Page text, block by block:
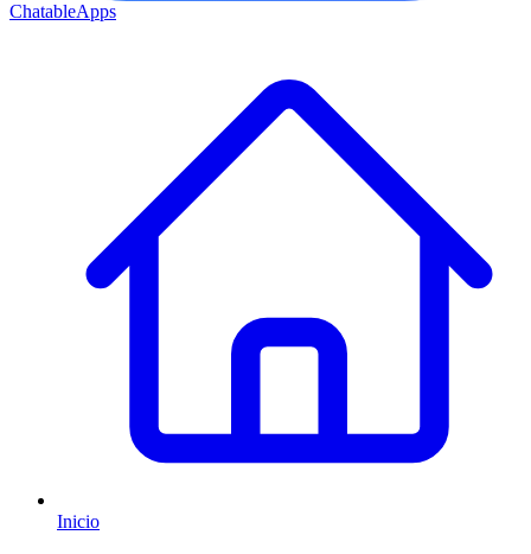
ChatableApps
Inicio